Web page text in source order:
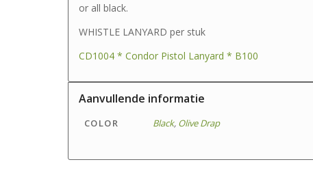
or all black.
WHISTLE LANYARD per stuk
CD1004 * Condor Pistol Lanyard * B100
Aanvullende informatie
COLOR Black, Olive Drap